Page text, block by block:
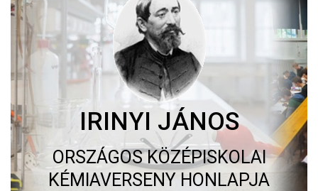
IRINYI JÁNOS
ORSZÁGOS KÖZÉPISKOLAI
KÉMIAVERSENY HONLAPJA